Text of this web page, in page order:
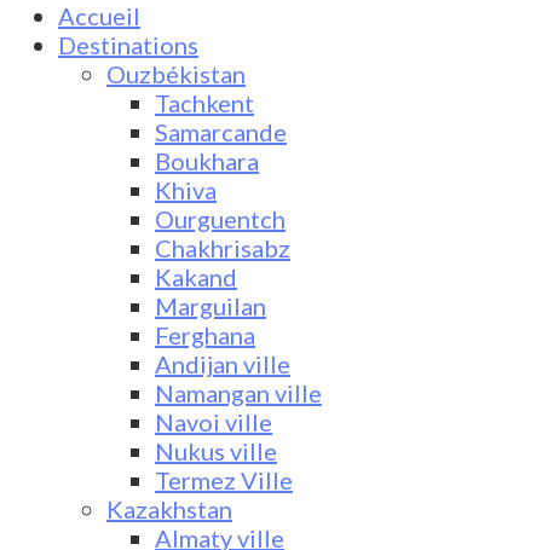
Accueil
Destinations
Ouzbékistan
Tachkent
Samarcande
Boukhara
Khiva
Ourguentch
Chakhrisabz
Kakand
Marguilan
Ferghana
Andijan ville
Namangan ville
Navoi ville
Nukus ville
Termez Ville
Kazakhstan
Almaty ville